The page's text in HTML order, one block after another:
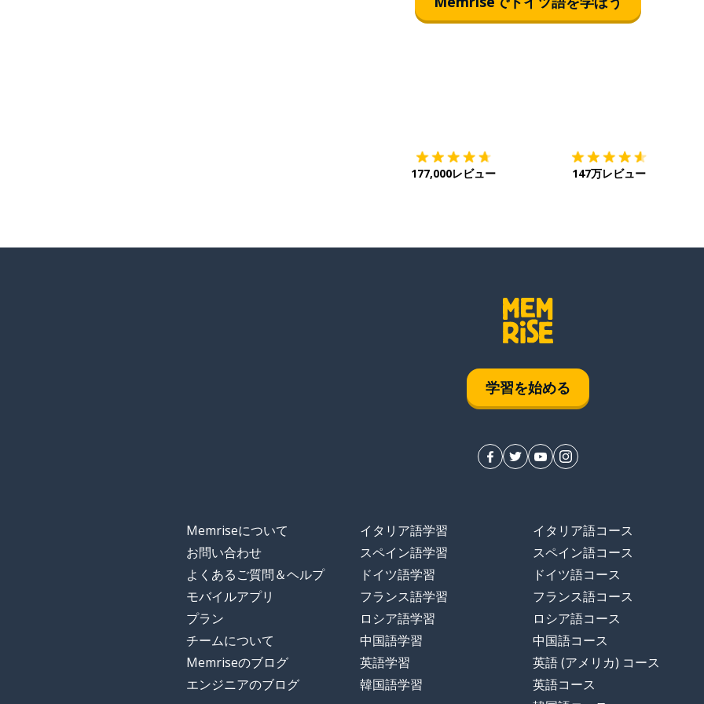
177,000レビュー 147万レビュー
学習を始める
Memriseについて
お問い合わせ
よくあるご質問＆ヘルプ
モバイルアプリ
プラン
チームについて
Memriseのブログ
エンジニアのブログ
イタリア語学習
スペイン語学習
ドイツ語学習
フランス語学習
ロシア語学習
中国語学習
英語学習
韓国語学習
イタリア語コース
スペイン語コース
ドイツ語コース
フランス語コース
ロシア語コース
中国語コース
英語 (アメリカ) コース
英語コース